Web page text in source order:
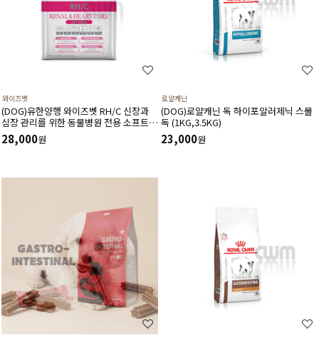
와이즈벳
(DOG)유한양행 와이즈벳 RH/C 신장과
심장 관리를 위한 동물병원 전용 소프트
사료(1.2kg) 저단백 저인 저나트륨 3저설
계 심장건강에 도움을 주는 기능성 성분
28,000원
로얄캐닌
(DOG)로얄캐닌 독 하이포알러제닉 스몰
독 (1KG,3.5KG)
23,000원